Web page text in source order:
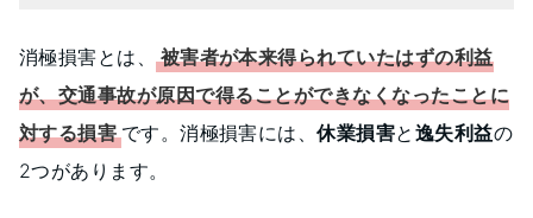
消極損害とは、被害者が本来得られていたはずの利益
が、交通事故が原因で得ることができなくなったことに
対する損害です。消極損害には、休業損害と 逸失利益の
2つがあります。